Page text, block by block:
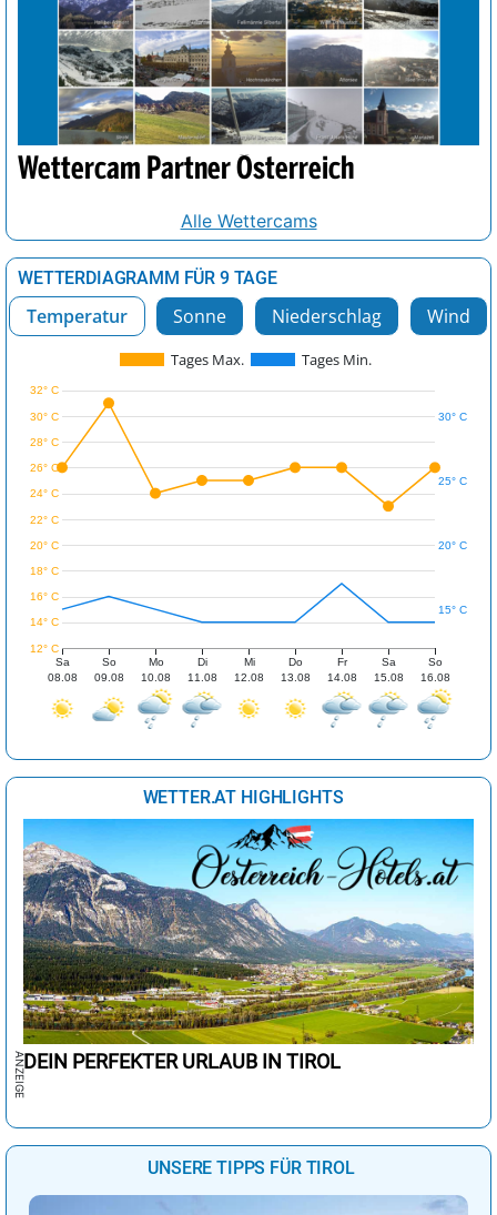
Wettercam Partner Österreich
Alle Wettercams
WETTERDIAGRAMM FÜR 9 TAGE
Temperatur Sonne Niederschlag Wind
Tages Max. Tages Min.
Sa
08.08
So
09.08
Mo
10.08
Di
11.08
Mi
12.08
Do
13.08
Fr
14.08
Sa
15.08
So
16.08
12° C
14° C
16° C
18° C
20° C
22° C
24° C
26° C
28° C
30° C
32° C
15° C
20° C
25° C
30° C
WETTER.AT HIGHLIGHTS
DEIN PERFEKTER URLAUB IN TIROL
UNSERE TIPPS FÜR TIROL